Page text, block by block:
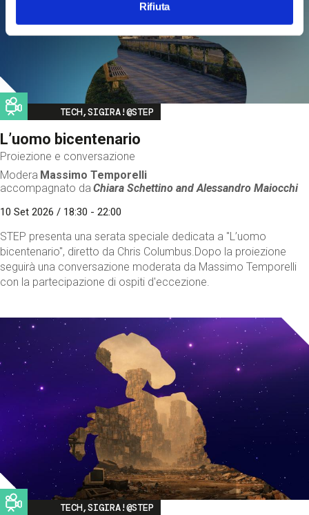
Rifiuta
Image
TECH,SIGIRA!@STEP
L’uomo bicentenario
Proiezione e conversazione
Modera Massimo Temporelli
accompagnato da Chiara Schettino andAlessandro Maiocchi
10 Set 2026 / 18:30 - 22:00
STEP presenta una serata speciale dedicata a "L’uomo
bicentenario", diretto da Chris Columbus.Dopo la proiezione
seguirà una conversazione moderata da Massimo Temporelli
con la partecipazione di ospiti d'eccezione.
Image
TECH,SIGIRA!@STEP